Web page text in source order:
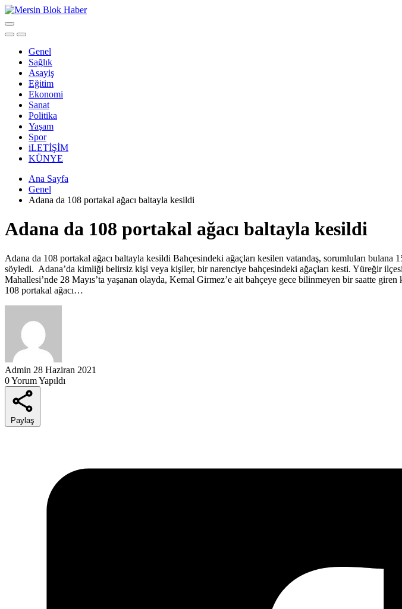
Genel
Sağlık
Asayiş
Eğitim
Ekonomi
Sanat
Politika
Yaşam
Spor
iLETİŞİM
KÜNYE
Ana Sayfa
Genel
Adana da 108 portakal ağacı baltayla kesildi
Adana da 108 portakal ağacı baltayla kesildi
Adana da 108 portakal ağacı baltayla kesildi Bahçesindeki ağaçları kesilen vatandaş, sorumluları bulana
söyledi. Adana’da kimliği belirsiz kişi veya kişiler, bir narenciye bahçesindeki ağaçları kesti. Yüreğir
Mahallesi’nde 28 Mayıs’ta yaşanan olayda, Kemal Girmez’e ait bahçeye gece bilinmeyen bir saatte giren
108 portakal ağacı…
Admin 28 Haziran 2021
0 Yorum Yapıldı
Paylaş